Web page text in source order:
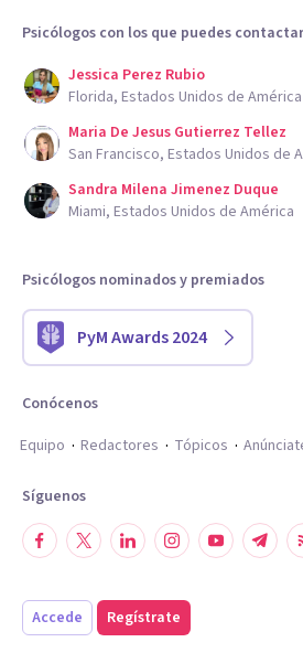
Psicólogos con los que puedes contactar
Jessica Perez Rubio
Florida, Estados Unidos de América
Maria De Jesus Gutierrez Tellez
San Francisco, Estados Unidos de
Sandra Milena Jimenez Duque
Miami, Estados Unidos de América
Psicólogos nominados y premiados
PyM Awards 2024
Conócenos
Equipo
Redactores Tópicos
Síguenos
Accede Regístrate